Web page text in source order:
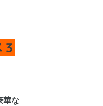
華な